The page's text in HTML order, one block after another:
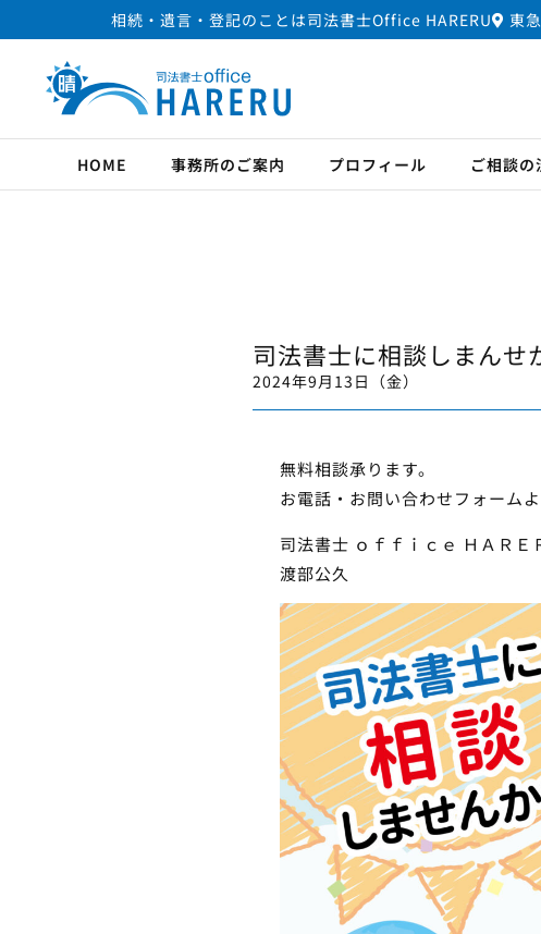
相続・遺言・登記のことは司法書士Office HARERU
東
HOME 事務所のご案内 プロフィール ご相談の
司法書士に相談しまんせ
2024年9月13日（金）
無料相談承ります。
お電話・お問い合わせフォーム
司法書士 ｏｆｆｉｃｅ ＨＡＲＥ
渡部公久